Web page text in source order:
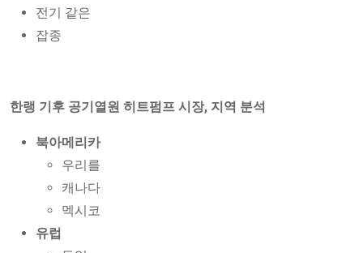
전기 같은
잡종
한랭 기후 공기열원 히트펌프 시장, 지역 분석
북아메리카
우리를
캐나다
멕시코
유럽